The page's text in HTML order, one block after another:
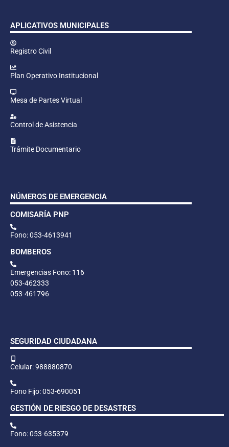
APLICATIVOS MUNICIPALES
Registro Civil
Plan Operativo Institucional
Mesa de Partes Virtual
Control de Asistencia
Trámite Documentario
NÚMEROS DE EMERGENCIA
COMISARÍA PNP
Fono: 053-4613941
BOMBEROS
Emergencias Fono: 116
053-462333
053-461796
SEGURIDAD CIUDADANA
Celular: 988880870
Fono Fijo: 053-690051
GESTIÓN DE RIESGO DE DESASTRES
Fono: 053-635379